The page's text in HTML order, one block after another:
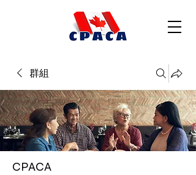
群組
CPACA